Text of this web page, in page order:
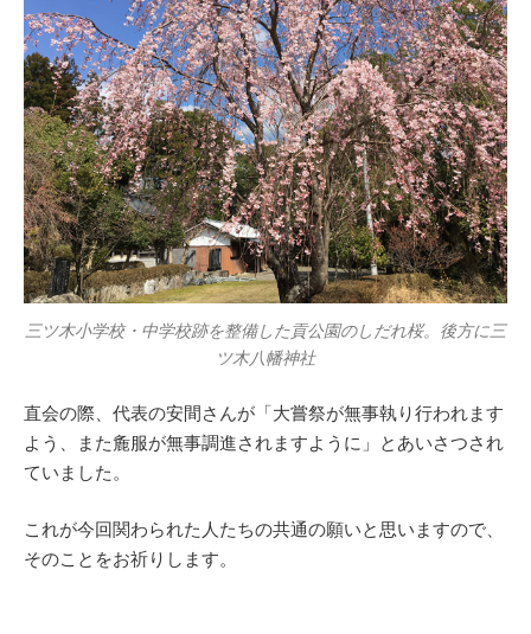
三ツ木小学校・中学校跡を整備した貢公園のしだれ桜。後方に三
ツ木八幡神社
直会の際、代表の安間さんが「大嘗祭が無事執り行われます
よう、また麁服が無事調進されますように」とあいさつされ
ていました。
これが今回関わられた人たちの共通の願いと思いますので、
そのことをお祈りします。